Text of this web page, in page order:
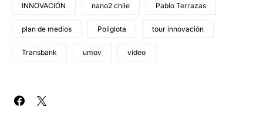
INNOVACIÓN nano2 chile Pablo Terrazas
plan de medios Poliglota tour innovación
Transbank umov video